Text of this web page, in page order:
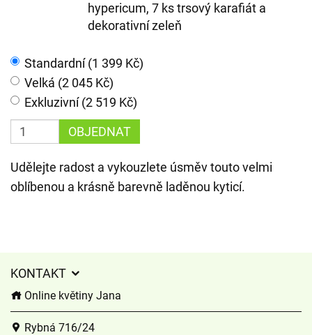
hypericum, 7 ks trsový karafiát a
dekorativní zeleň
Standardní (1 399 Kč)
Velká (2 045 Kč)
Exkluzivní (2 519 Kč)
OBJEDNAT
Udělejte radost a vykouzlete úsměv touto velmi
oblíbenou a krásně barevně laděnou kyticí.
KONTAKT
Online květiny Jana
Rybná 716/24